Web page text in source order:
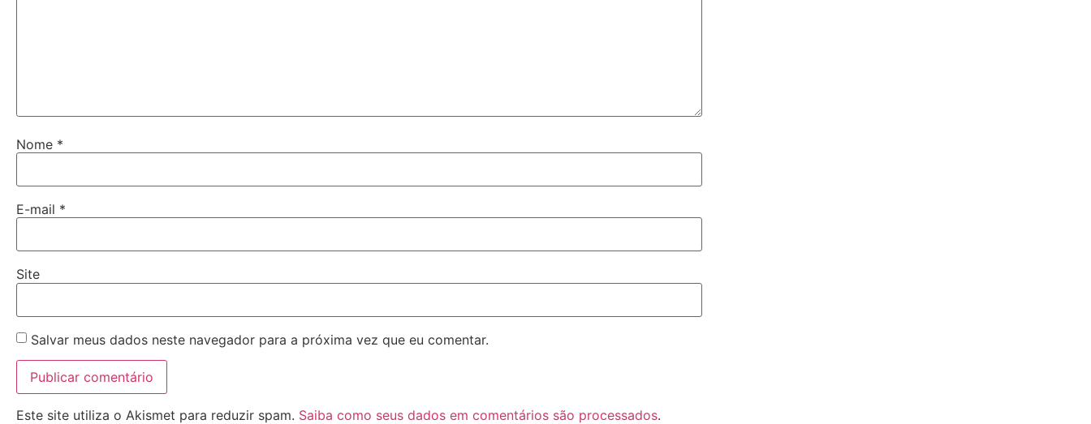
Nome *
E-mail *
Site
Salvar meus dados neste navegador para a próxima vez que eu comentar.
Este site utiliza o Akismet para reduzir spam. Saiba como seus dados em comentários são processados.